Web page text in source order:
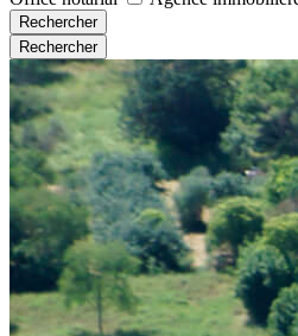
Rechercher
Rechercher